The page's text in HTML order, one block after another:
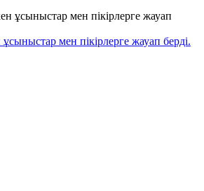
мен пікірлерге жауап берді.